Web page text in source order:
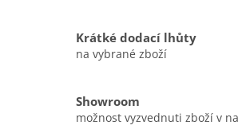
Krátké dodací lhůty
na vybrané zboží
Showroom
možnost vyzvednuti zboží v